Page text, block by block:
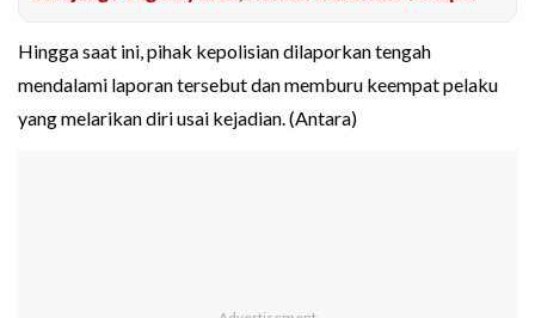
Hingga saat ini, pihak kepolisian dilaporkan tengah
mendalami laporan tersebut dan memburu keempat pelaku
yang melarikan diri usai kejadian. (Antara)